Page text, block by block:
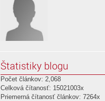
Štatistiky blogu
Počet článkov: 2,068
Celková čítanosť: 15021003x
Priemerná čítanosť článkov: 7264x